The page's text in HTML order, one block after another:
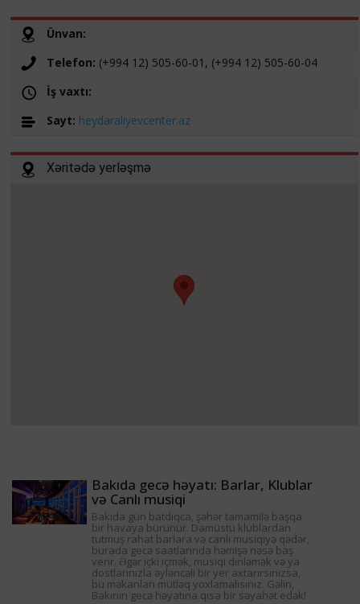
Ünvan:
Telefon: (+994 12) 505-60-01, (+994 12) 505-60-04
İş vaxtı:
Sayt: heydaraliyevcenter.az
Xəritədə yerləşmə
Bakıda gecə həyatı: Barlar, Klublar
və Canlı musiqi
Bakıda gün batdıqca, şəhər tamamilə başqa
bir havaya bürünür. Damüstü klublardan
tutmuş rahat barlara və canlı musiqiyə qədər,
burada gecə saatlarında həmişə nəsə baş
verir. Əgər içki içmək, musiqi dinləmək və ya
dostlarınızla əyləncəli bir yer axtarırsınızsa,
bu məkanları mütləq yoxlamalısınız. Gəlin,
Bakının gecə həyatına qısa bir səyahət edək!